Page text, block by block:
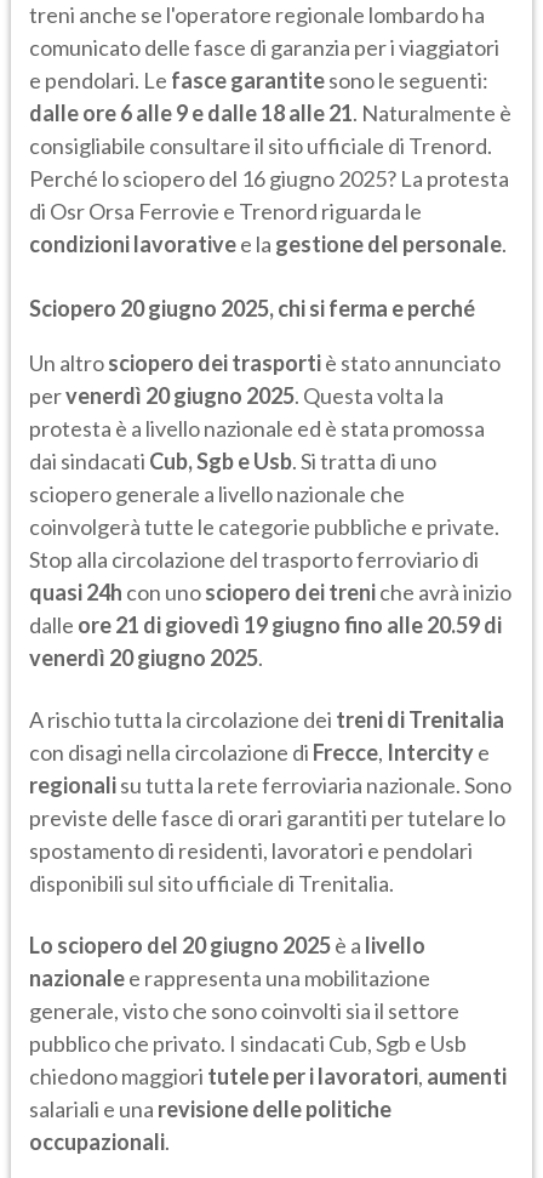
treni anche se l'operatore regionale lombardo ha
comunicato delle fasce di garanzia per i viaggiatori
e pendolari. Le fasce garantitesono le seguenti:
dalle ore 6 alle 9 e dalle 18 alle 21. Naturalmente è
consigliabile consultare il sito ufficiale di Trenord.
Perché lo sciopero del 16 giugno 2025? La protesta
di Osr Orsa Ferrovie e Trenord riguarda le
condizioni lavorativee la gestione del personale.
Sciopero 20 giugno 2025, chi si ferma e perché
Un altrosciopero dei trasportiè stato annunciato
pervenerdì 20 giugno 2025. Questa volta la
protesta è a livello nazionale ed è stata promossa
dai sindacati Cub, Sgb eUsb. Si tratta di uno
sciopero generale a livello nazionale che
coinvolgerà tutte le categorie pubbliche e private.
Stop alla circolazione del trasporto ferroviario di
quasi 24h con unosciopero dei treniche avrà inizio
dalle ore 21 di giovedì 19 giugno fino alle 20.59 di
venerdì 20 giugno 2025.
A rischio tutta la circolazione dei treni di Trenitalia
con disagi nella circolazione di Frecce, Intercitye
regionalisu tutta la rete ferroviaria nazionale. Sono
previste delle fasce di orari garantiti per tutelare lo
spostamento di residenti, lavoratori e pendolari
disponibili sul sito ufficiale di Trenitalia.
Lo sciopero del 20 giugno 2025è a livello
nazionalee rappresenta una mobilitazione
generale, visto che sono coinvolti sia il settore
pubblico che privato. I sindacati Cub, Sgb e Usb
chiedono maggiori tutele per i lavoratori, aumenti
salariali e una revisione delle politiche
occupazionali.